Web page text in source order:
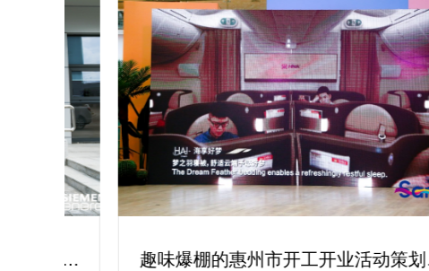
趣味爆棚的惠州市开工开业活动策划方